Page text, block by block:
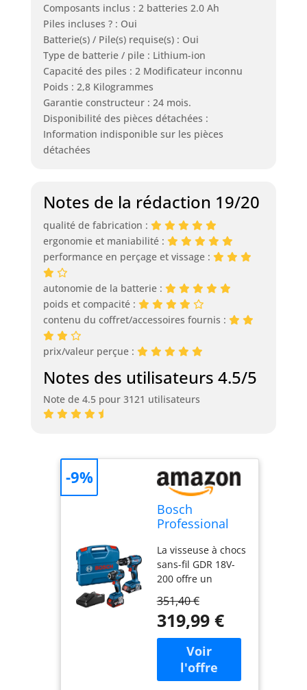
Composants inclus : 2 batteries 2.0 Ah
Piles incluses ? : Oui
Batterie(s) / Pile(s) requise(s) : Oui
Type de batterie / pile : Lithium-ion
Capacité des piles : 2 Modificateur inconnu
Poids : 2,8 Kilogrammes
Garantie constructeur : 24 mois.
Disponibilité des pièces détachées :
Information indisponible sur les pièces
détachées
Notes de la rédaction 19/20
qualité de fabrication :
ergonomie et maniabilité :
performance en perçage et vissage :
autonomie de la batterie :
poids et compacité :
contenu du coffret/accessoires fournis :
prix/valeur perçue :
Notes des utilisateurs 4.5/5
Note de 4.5 pour 3121 utilisateurs
Bosch
Professional
combi-kit :
Visseuse à
chocs GDR
18V-200 +
perceuse-
visseuse à
percussion
GSB 18V-45
(av. batteries
2,0Ah + 4,0Ah,
La visseuse à chocs
sans-fil GDR 18V-
200 offre un
puissance/taille et
un porte-embout
¼". La GDR 18V-200
est dotée d’un
moteur sans
charbons
351,40 €
319,99 €
-9%